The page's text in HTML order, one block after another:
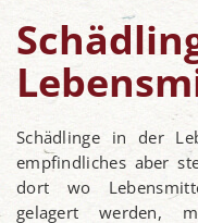
Schädlinge in der
empfindliches aber
dort wo
gelagert werden,